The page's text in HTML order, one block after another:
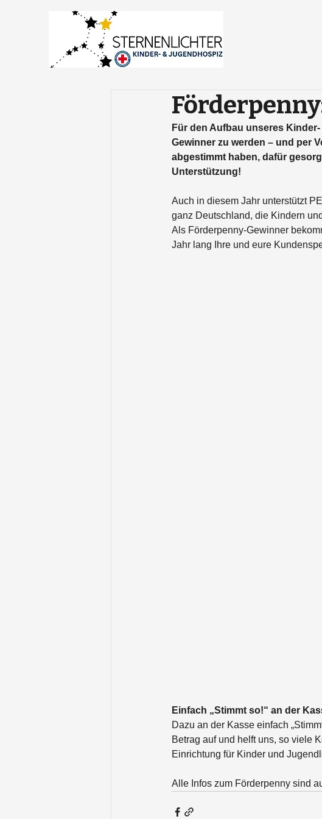
Für den Aufbau unseres
Gewinner zu werden – und per
abgestimmt haben, dafür
Unterstützung!
Auch in diesem Jahr unterstützt
ganz Deutschland, die Kindern
Als Förderpenny-Gewinner
Jahr lang Ihre und eure
Einfach „Stimmt so!“ an der
Dazu an der Kasse einfach
Betrag auf und helft uns, so viele
Einrichtung für Kinder und
Alle Infos zum Förderpenny sind